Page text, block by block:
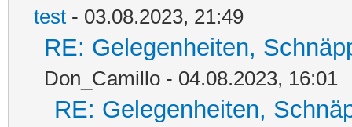
test - 03.08.2023, 21:49
RE: Gelegenheiten,
Don_Camillo - 04.08.2023, 16:01
RE: Gelegenheiten,